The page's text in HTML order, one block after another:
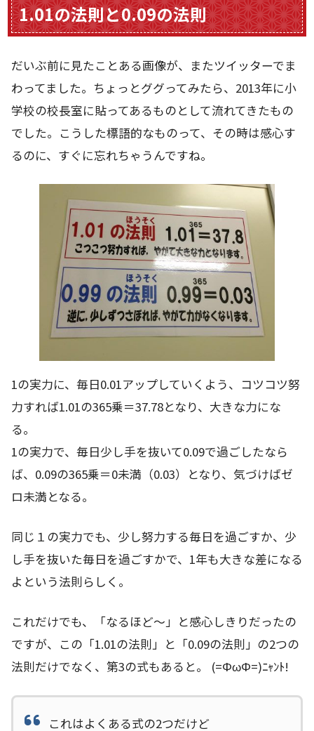
1.01の法則と0.09の法則
だいぶ前に見たことある画像が、またツイッターでま
わってました。ちょっとググってみたら、2013年に小
学校の校長室に貼ってあるものとして流れてきたもの
でした。こうした標語的なものって、その時は感心す
るのに、すぐに忘れちゃうんですね。
1の実力に、毎日0.01アップしていくよう、コツコツ努
力すれば1.01の365乗＝37.78となり、大きな力にな
る。
1の実力で、毎日少し手を抜いて0.09で過ごしたなら
ば、0.09の365乗＝0未満（0.03）となり、気づけばゼ
ロ未満となる。
同じ１の実力でも、少し努力する毎日を過ごすか、少
し手を抜いた毎日を過ごすかで、1年も大きな差になる
よという法則らしく。
これだけでも、「なるほど～」と感心しきりだったの
ですが、この「1.01の法則」と「0.09の法則」の2つの
法則だけでなく、第3の式もあると。 (=ФωФ=)ﾆｬﾝﾄ!
これはよくある式の2つだけど